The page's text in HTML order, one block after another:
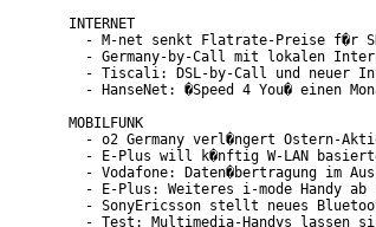
INTERNET
- M-net senkt Flatrate-Preise f�r
- Germany-by-Call mit lokalen
- Tiscali: DSL-by-Call und neuer
- HanseNet: �Speed 4 You� einen
MOBILFUNK
- o2 Germany verl�ngert Ostern-
- E-Plus will k�nftig W-LAN
- Vodafone: Daten�bertragung im
- E-Plus: Weiteres i-mode Handy ab
- SonyEricsson stellt neues
- Test: Multimedia-Handys lassen